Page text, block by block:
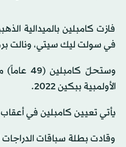
في سولت ليك سيتي، ونالت
وستحلّ
الأولمبية ببكين 2022.
يأتي تعيين كامبلين في أعقاب